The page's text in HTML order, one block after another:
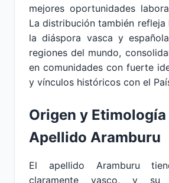
mejores oportunidades
La distribución también refleja
la diáspora vasca y
regiones del mundo,
en comunidades con fuerte
y vínculos históricos con el
Origen y Etimología
Apellido Aramburu
El apellido Aramburu
claramente vasco, y su